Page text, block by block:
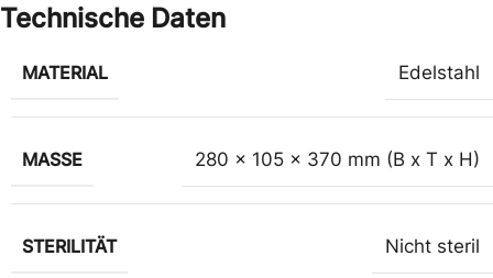
Technische Daten
MATERIAL Edelstahl
MASSE 280 x 105 x 370 mm (B x T x H)
STERILITÄT Nicht steril